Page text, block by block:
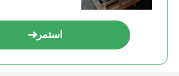
استمر